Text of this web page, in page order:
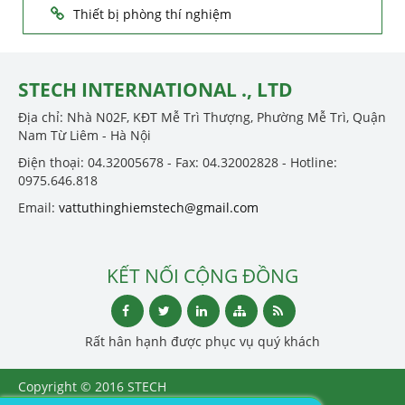
Thiết bị phòng thí nghiệm
STECH INTERNATIONAL ., LTD
Địa chỉ: Nhà N02F, KĐT Mễ Trì Thượng, Phường Mễ Trì, Quận
Nam Từ Liêm - Hà Nội
Điện thoại: 04.32005678 - Fax: 04.32002828 - Hotline:
0975.646.818
Email: vattuthinghiemstech@gmail.com
KẾT NỐI CỘNG ĐỒNG
Rất hân hạnh được phục vụ quý khách
Copyright © 2016 STECH